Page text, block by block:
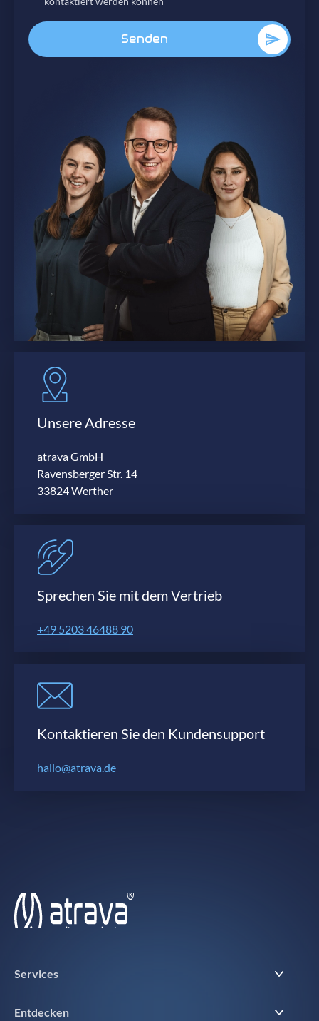
Senden
Unsere Adresse
atrava GmbH
Ravensberger Str. 14
33824 Werther
Sprechen Sie mit dem Vertrieb
+49 5203 46488 90
Kontaktieren Sie den Kundensupport
hallo@atrava.de
Services
Suchmaschinenwerbung (SEA)
Entdecken